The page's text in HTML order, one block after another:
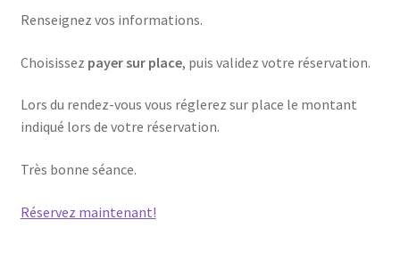
Renseignez vos informations.
Choisissez payer sur place, puis validez votre réservation.
Lors du rendez-vous vous réglerez sur place le montant
indiqué lors de votre réservation.
Très bonne séance.
Réservez maintenant!